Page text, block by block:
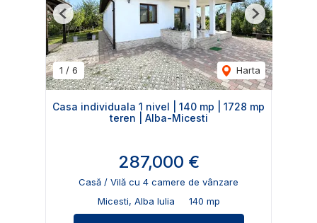
1 / 6 Harta
Previous Next
Casa individuala 1 nivel | 140 mp | 1728 mp
teren | Alba-Micesti
287,000 €
Casă / Vilă cu 4 camere de vânzare
Micesti, Alba Iulia
140 mp